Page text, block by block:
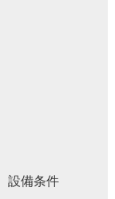
設備条件